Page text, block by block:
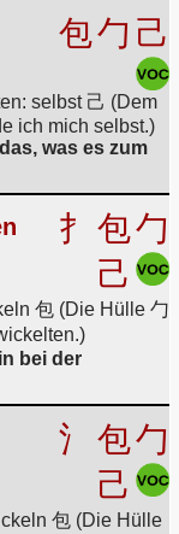
包勹 己
selbst 己 (Dem
ich mich selbst.)
was es zum
扌 包勹
己
包 (Die Hülle 勹
bei der
氵 包勹
己
包 (Die Hülle